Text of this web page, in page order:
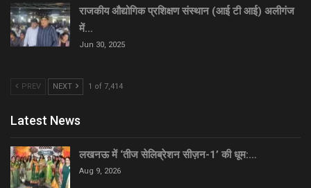
राजकीय औद्योगिक प्रशिक्षण संस्थान (आई टी आई) अलीगंज
में…
Jun 30, 2025
PREV NEXT 1 of 7,414
Latest News
लखनऊ में ‘तीज सेलिब्रेशन सीज़न-1’ की धूम:…
Aug 9, 2026